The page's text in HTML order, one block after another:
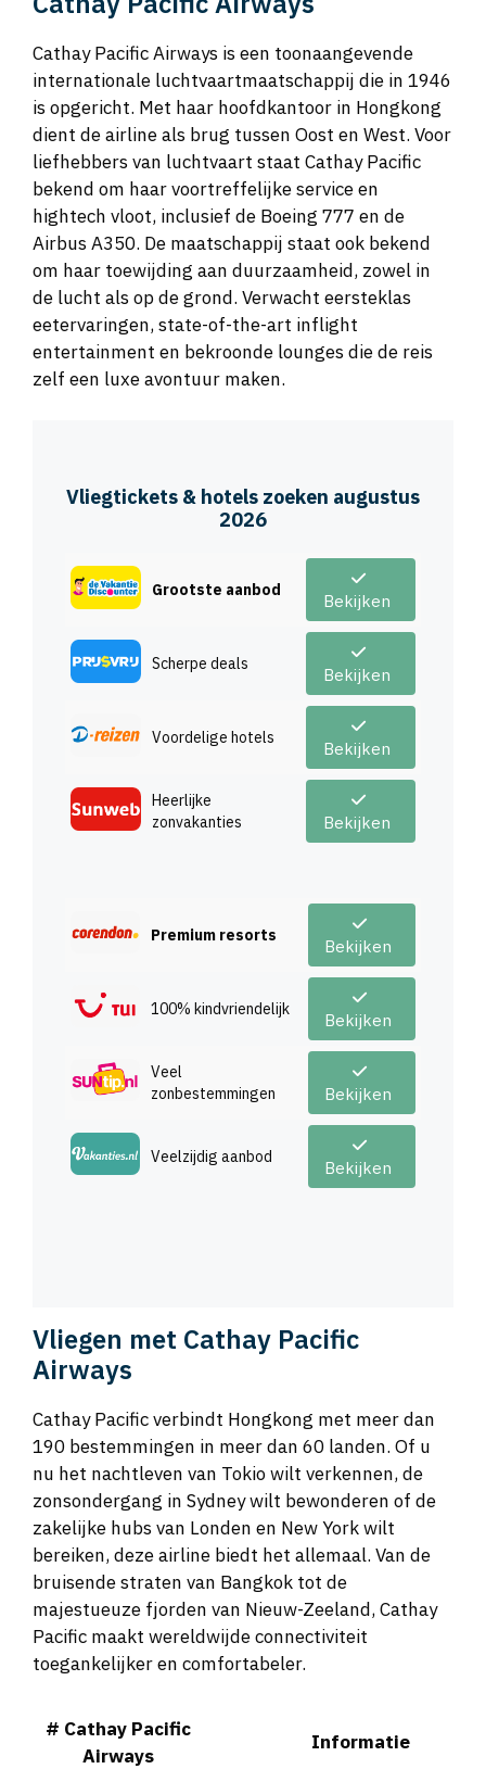
Cathay Pacific Airways is een toonaangevende
internationale luchtvaartmaatschappij die in 1946
is opgericht. Met haar hoofdkantoor in Hongkong
dient de airline als brug tussen Oost en West. Voor
liefhebbers van luchtvaart staat Cathay Pacific
bekend om haar voortreffelijke service en
hightech vloot, inclusief de Boeing 777 en de
Airbus A350. De maatschappij staat ook bekend
om haar toewijding aan duurzaamheid, zowel in
de lucht als op de grond. Verwacht eersteklas
eetervaringen, state-of-the-art inflight
entertainment en bekroonde lounges die de reis
zelf een luxe avontuur maken.
Vliegtickets & hotels zoeken augustus
2026
Grootste aanbod
Bekijken
Scherpe deals
Bekijken
Voordelige hotels
Bekijken
Heerlijke
zonvakanties
Bekijken
Premium resorts
Bekijken
100% kindvriendelijk
Bekijken
Veel
zonbestemmingen
Bekijken
Veelzijdig aanbod
Bekijken
Vliegen met Cathay Pacific
Airways
Cathay Pacific verbindt Hongkong met meer dan
190 bestemmingen in meer dan 60 landen. Of u
nu het nachtleven van Tokio wilt verkennen, de
zonsondergang in Sydney wilt bewonderen of de
zakelijke hubs van Londen en New York wilt
bereiken, deze airline biedt het allemaal. Van de
bruisende straten van Bangkok tot de
majestueuze fjorden van Nieuw-Zeeland, Cathay
Pacific maakt wereldwijde connectiviteit
toegankelijker en comfortabeler.
# Cathay Pacific
Airways
Informatie